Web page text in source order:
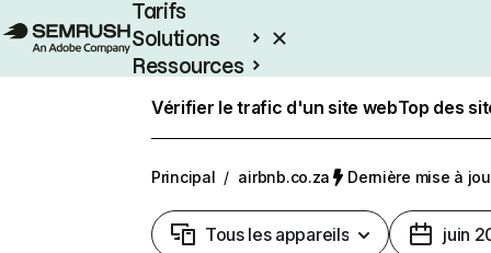
Tarifs
Solutions
Ressources
Vérifier le trafic d'un site webTop des
Principal / airbnb.co.za Dernière mise à
Tous les appareils juin